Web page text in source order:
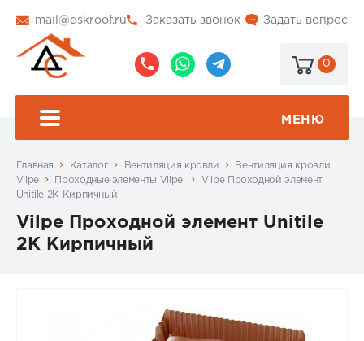
mail@dskroof.ru Задать вопрос
Заказать звонок
0
МЕНЮ
Главная Каталог Вентиляция кровли
Вентиляция кровли
Vilpe
Проходные элементы Vilpe
Vilpe Проходной элемент
Unitile 2K Кирпичный
Vilpe Проходной элемент Unitile
2K Кирпичный